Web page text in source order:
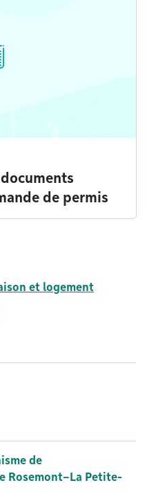
de permis
et logement
de
Rosemont–La Petite-